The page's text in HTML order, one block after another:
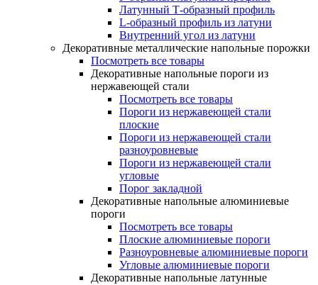
Латунный Т-образный профиль
L-образный профиль из латуни
Внутренний угол из латуни
Декоративные металлические напольные порожки
Посмотреть все товары
Декоративные напольные пороги из
нержавеющей стали
Посмотреть все товары
Пороги из нержавеющей стали
плоские
Пороги из нержавеющей стали
разноуровневые
Пороги из нержавеющей стали
угловые
Порог закладной
Декоративные напольные алюминиевые
пороги
Посмотреть все товары
Плоские алюминиевые пороги
Разноуровневые алюминиевые пороги
Угловые алюминиевые пороги
Декоративные напольные латунные